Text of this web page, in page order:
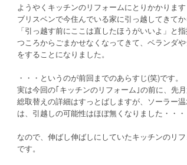
ようやくキッチンのリフォームにとりかかります
ブリスベンで今住んでいる家に引っ越してきて
「引っ越す前にここは直したほうがいいよ」と
つころからごまかせなくなってきて、ベランダ
をすることになりました。
・・・というのが前回までのあらすじ(笑)です。
実は今回の｢キッチンのリフォーム｣の前に、先
総取替えの詳細はすっとばしますが、ソーラー
は、引越しの可能性はほぼ無くなりました・・・
なので、伸ばし伸ばしにしていたキッチンのリ
です。